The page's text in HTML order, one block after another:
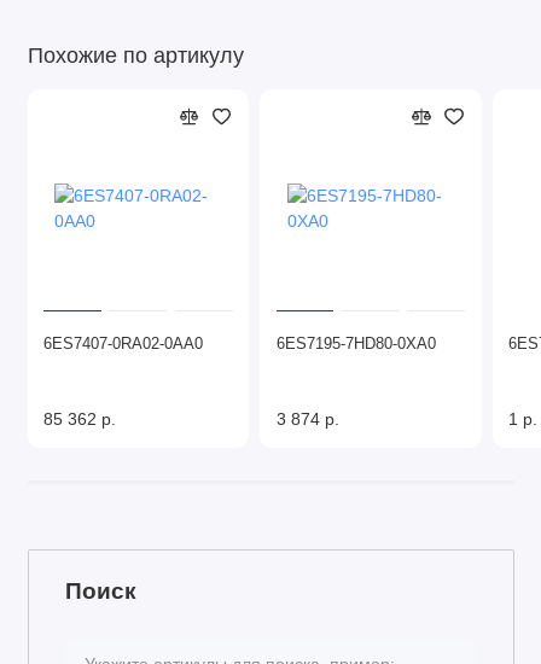
Похожие по артикулу
6ES7407-0RA02-0AA0
85 362 р.
6ES7195-7HD80-0XA0
3 874 р. 1 р.
Поиск